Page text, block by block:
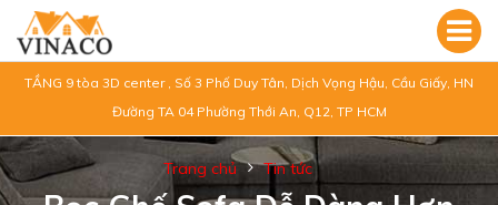
TẦNG 9 tòa 3D center , Số 3 Phố Duy Tân, Dịch Vọng Hậu, Cầu Giấy, HN
Đường TA 04 Phường Thới An, Q12, TP HCM
Trang chủ Tin tức